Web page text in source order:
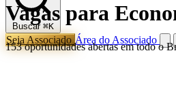
Buscar ⌘K
Seja AssociadoÁrea do Associado
Vagas para
153 oportunidades abertas em todo o